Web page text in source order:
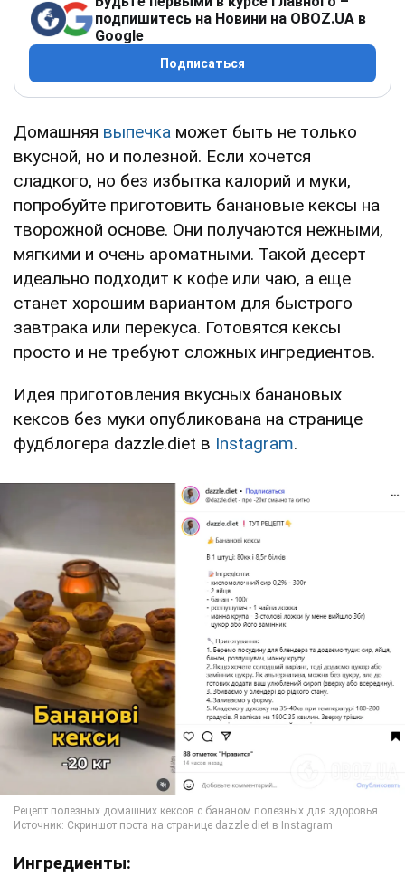
подпишитесь на Новини на OBOZ.UA в
Google
Подписаться
Домашняя выпечка может быть не только
вкусной, но и полезной. Если хочется
сладкого, но без избытка калорий и муки,
попробуйте приготовить банановые кексы на
творожной основе. Они получаются нежными,
мягкими и очень ароматными. Такой десерт
идеально подходит к кофе или чаю, а еще
станет хорошим вариантом для быстрого
завтрака или перекуса. Готовятся кексы
просто и не требуют сложных ингредиентов.
Идея приготовления вкусных банановых
кексов без муки опубликована на странице
фудблогера dazzle.diet в Instagram.
Ингредиенты: